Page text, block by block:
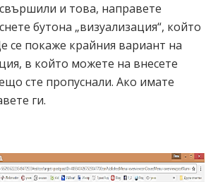
и това, направете
бутона „визуализация“, който
се покаже крайния вариант на
в който можете на внесете
сте пропуснали. Ако имате
ги.